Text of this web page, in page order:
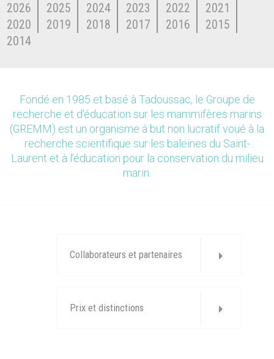
2026
2025 2024 2023 2022
2021
2020
2019 2018 2017 2016
2015
2014
Fondé en 1985 et basé à Tadoussac, le Groupe de
recherche et d’éducation sur les mammifères marins
(GREMM) est un organisme à but non lucratif voué à la
recherche scientifique sur les baleines du Saint-
Laurent et à l’éducation pour la conservation du milieu
marin.
Collaborateurs et partenaires
Prix et distinctions